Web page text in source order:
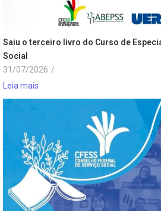
Saiu o terceiro livro do Curso de
Social
31/07/2026 /
Leia mais